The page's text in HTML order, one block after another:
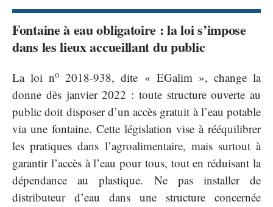
Fontaine à eau obligatoire : la loi s’impose
dans les lieux accueillant du public
La loi no 2018-938, dite « EGalim », change la
donne dès janvier 2022 : toute structure ouverte au
public doit disposer d’un accès gratuit à l’eau potable
via une fontaine. Cette législation vise à rééquilibrer
les pratiques dans l’agroalimentaire, mais surtout à
garantir l’accès à l’eau pour tous, tout en réduisant la
dépendance au plastique. Ne pas installer de
distributeur d’eau dans une structure concernée